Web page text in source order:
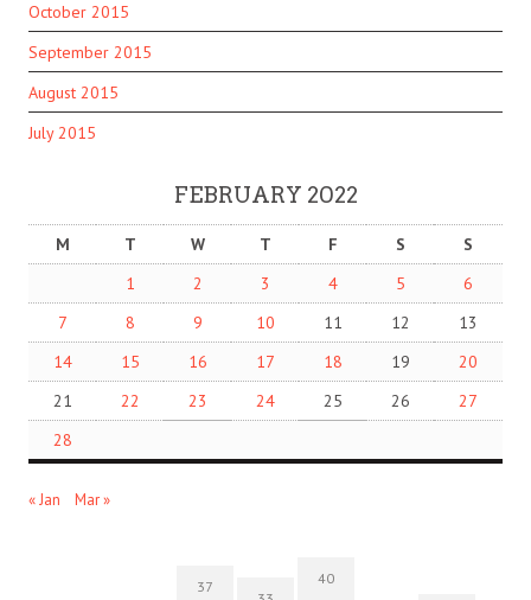
October 2015
September 2015
August 2015
July 2015
FEBRUARY 2022
M T W T F S
S
1
2 3 4 5
6
7
8 9 10 11 12
13
14
15 16 17 18 19
20
21
22 23 24 25 26
27
28
« Jan Mar »
37 40